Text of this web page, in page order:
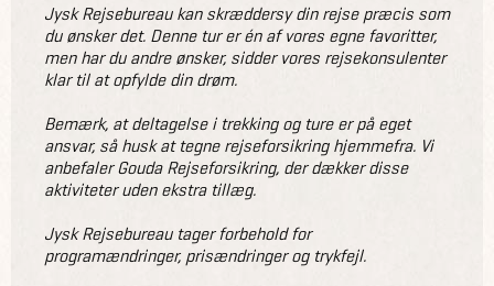
Jysk Rejsebureau kan skræddersy din rejse præcis som
du ønsker det. Denne tur er én af vores egne favoritter,
men har du andre ønsker, sidder vores rejsekonsulenter
klar til at opfylde din drøm.
Bemærk, at deltagelse i trekking og ture er på eget
ansvar, så husk at tegne rejseforsikring hjemmefra. Vi
anbefaler Gouda Rejseforsikring, der dækker disse
aktiviteter uden ekstra tillæg.
Jysk Rejsebureau tager forbehold for
programændringer, prisændringer og trykfejl.